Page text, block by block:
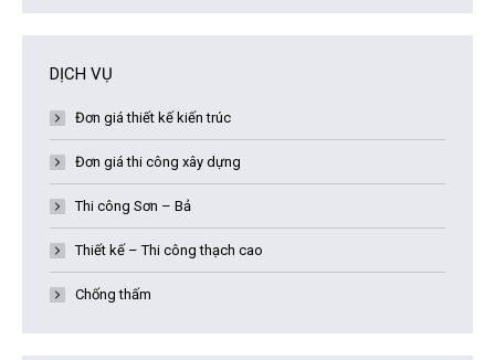
DỊCH VỤ
Đơn giá thiết kế kiến trúc
Đơn giá thi công xây dựng
Thi công Sơn – Bả
Thiết kế – Thi công thạch cao
Chống thấm